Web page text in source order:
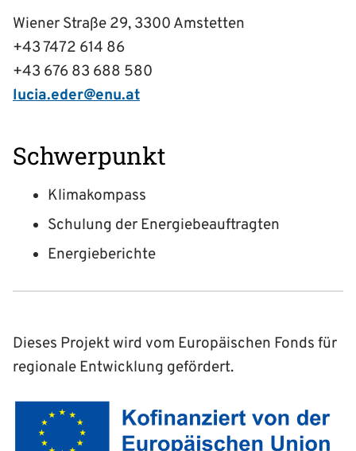
Wiener Straße 29, 3300 Amstetten
+43 7472 614 86
+43 676 83 688 580
lucia.eder@enu.at
Schwerpunkt
Klimakompass
Schulung der Energiebeauftragten
Energieberichte
Dieses Projekt wird vom Europäischen Fonds für
regionale Entwicklung gefördert.